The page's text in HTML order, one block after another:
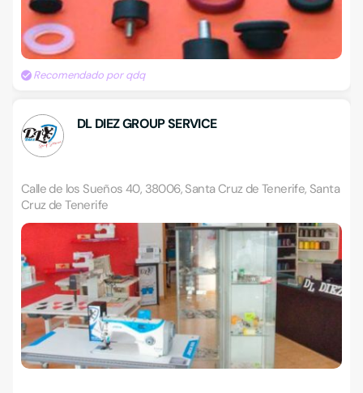
Recomendado por qdq
DL DIEZ GROUP SERVICE
Calle de los Sueños 40, 38006, Santa Cruz de Tenerife, Santa
Cruz de Tenerife